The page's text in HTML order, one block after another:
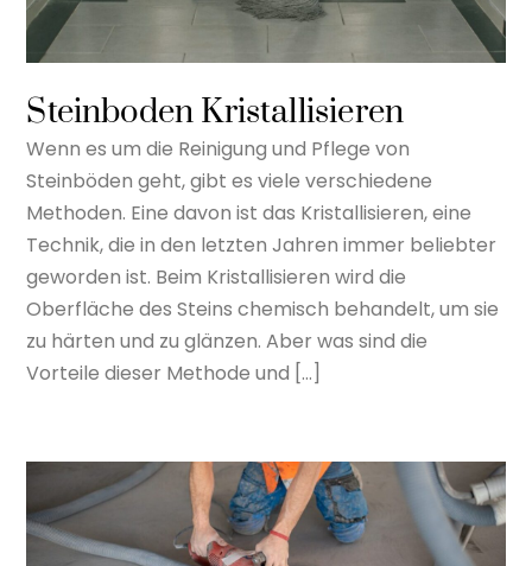
Steinboden Kristallisieren
Wenn es um die Reinigung und Pflege von
Steinböden geht, gibt es viele verschiedene
Methoden. Eine davon ist das Kristallisieren, eine
Technik, die in den letzten Jahren immer beliebter
geworden ist. Beim Kristallisieren wird die
Oberfläche des Steins chemisch behandelt, um sie
zu härten und zu glänzen. Aber was sind die
Vorteile dieser Methode und […]